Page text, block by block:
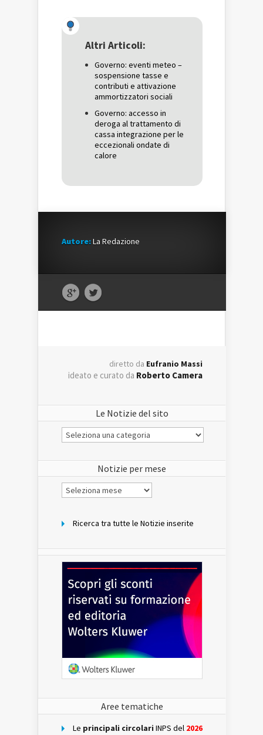
una
nuova
nuova
finestra)
una
nuova
Altri Articoli:
Governo: eventi meteo –
sospensione tasse e
contributi e attivazione
ammortizzatori sociali
Governo: accesso in
deroga al trattamento di
cassa integrazione per le
eccezionali ondate di
calore
Autore:La Redazione
diretto da Eufranio Massi
ideato e curato da Roberto Camera
Le Notizie del sito
Le
Notizie
Notizie per mese
Notizie
per
Ricerca tra tutte le Notizie inserite
Aree tematiche
Le principali circolari INPS del 2026